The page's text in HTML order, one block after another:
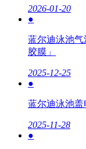
2026-01-20
●
蓝尔迪泳池气
胶膜」
2025-12-25
●
蓝尔迪泳池盖
2025-11-28
●